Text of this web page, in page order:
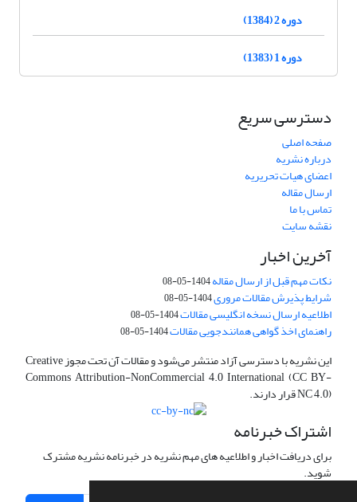
دوره 2 (1384)
دوره 1 (1383)
دسترسی سریع
صفحه اصلی
درباره نشریه
اعضای هیات تحریریه
ارسال مقاله
تماس با ما
نقشه سایت
آخرین اخبار
نکات مهم قبل از ارسال مقاله1404-05-08
شرایط پذیرش مقالات مروری1404-05-08
اطلاعیه ارسال نسخه انگلیسی مقالات1404-05-08
راهنمای اخذ گواهی همانندجویی مقالات1404-05-08
این نشریه با دسترسی آزاد منتشر می‌شود و مقالات آن تحت مجوز Creative
Commons Attribution-NonCommercial 4.0 International (CC BY-
NC 4.0) قرار دارند.
اشتراک خبرنامه
برای دریافت اخبار و اطلاعیه های مهم نشریه در خبرنامه نشریه مشترک
شوید.